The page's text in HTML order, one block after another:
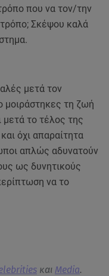
που να τον/την
Σκέψου καλά
μετά τον
μοιράστηκες τη ζωή
μετά το τέλος της
όχι απαραίτητα
απλώς αδυνατούν
ως δυνητικούς
να το
και Media.